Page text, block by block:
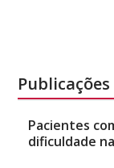
Pacientes
dificuldade